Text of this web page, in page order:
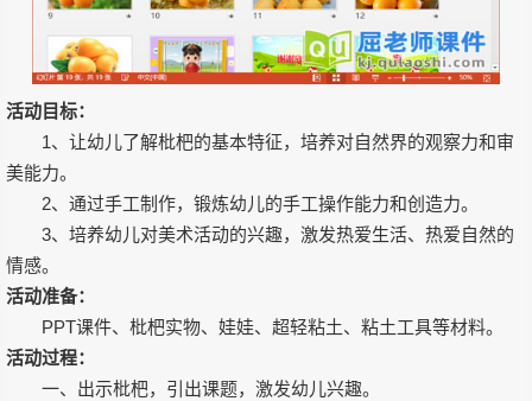
活动目标：
1、让幼儿了解枇杷的基本特征，培养对自然界的观察力和审
美能力。
2、通过手工制作，锻炼幼儿的手工操作能力和创造力。
3、培养幼儿对美术活动的兴趣，激发热爱生活、热爱自然的
情感。
活动准备：
PPT课件、枇杷实物、娃娃、超轻粘土、粘土工具等材料。
活动过程：
一、出示枇杷，引出课题，激发幼儿兴趣。